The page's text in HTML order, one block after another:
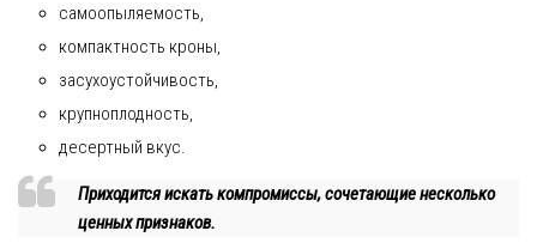
самоопыляемость,
компактность кроны,
засухоустойчивость,
крупноплодность,
десертный вкус.
Приходится искать компромиссы, сочетающие несколько
ценных признаков.